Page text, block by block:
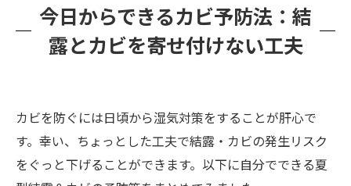
今日からできるカビ予防法：結
露とカビを寄せ付けない工夫
カビを防ぐには日頃から湿気対策をすることが肝心で
す。幸い、ちょっとした工夫で結露・カビの発生リスク
をぐっと下げることができます。以下に自分でできる夏